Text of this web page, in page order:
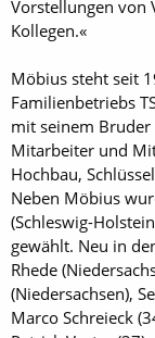
Vorstellungen von
Kollegen.«
Möbius steht seit
Familienbetriebs
mit seinem Bruder
Mitarbeiter und
Hochbau,
Neben Möbius
(Schleswig-
gewählt. Neu in
Rhede
(Niedersachsen),
Marco Schreieck